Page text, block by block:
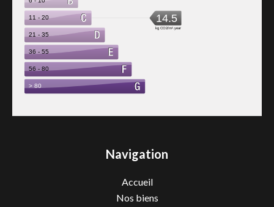
Navigation
Accueil
Nos biens